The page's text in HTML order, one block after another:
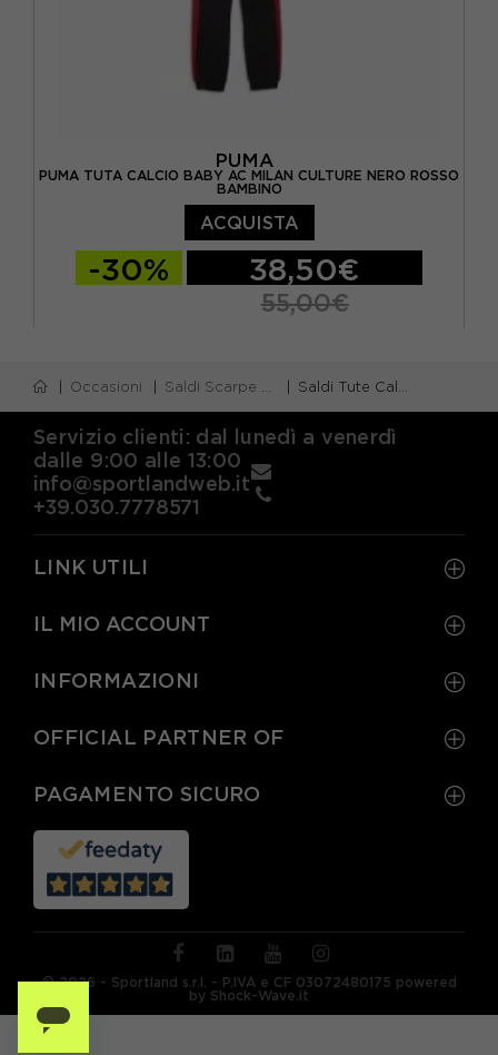
PUMA
PUMA TUTA CALCIO BABY AC MILAN CULTURE NERO ROSSO
BAMBINO
ACQUISTA
-30% 38,50€
55,00€
Occasioni Saldi Scarpe e Abbigliamento Calcio Saldi Tute Calcio
Servizio clienti: dal lunedì a venerdì
dalle 9:00 alle 13:00
info@sportlandweb.it
+39.030.7778571
LINK UTILI
IL MIO ACCOUNT
INFORMAZIONI
OFFICIAL PARTNER OF
PAGAMENTO SICURO
© 2026 - Sportland s.r.l. - P.IVA e CF 03072480175 powered
by Shock-Wave.it